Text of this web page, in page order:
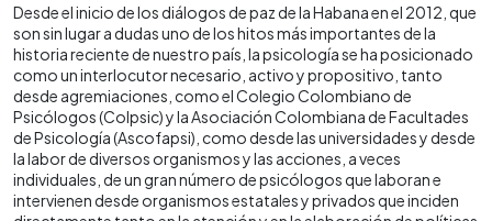
Desde el inicio de los diálogos de paz de la Habana en el 2012, que
son sin lugar a dudas uno de los hitos más importantes de la
historia reciente de nuestro país, la psicología se ha posicionado
como un interlocutor necesario, activo y propositivo, tanto
desde agremiaciones, como el Colegio Colombiano de
Psicólogos (Colpsic) y la Asociación Colombiana de Facultades
de Psicología (Ascofapsi), como desde las universidades y desde
la labor de diversos organismos y las acciones, a veces
individuales, de un gran número de psicólogos que laboran e
intervienen desde organismos estatales y privados que inciden